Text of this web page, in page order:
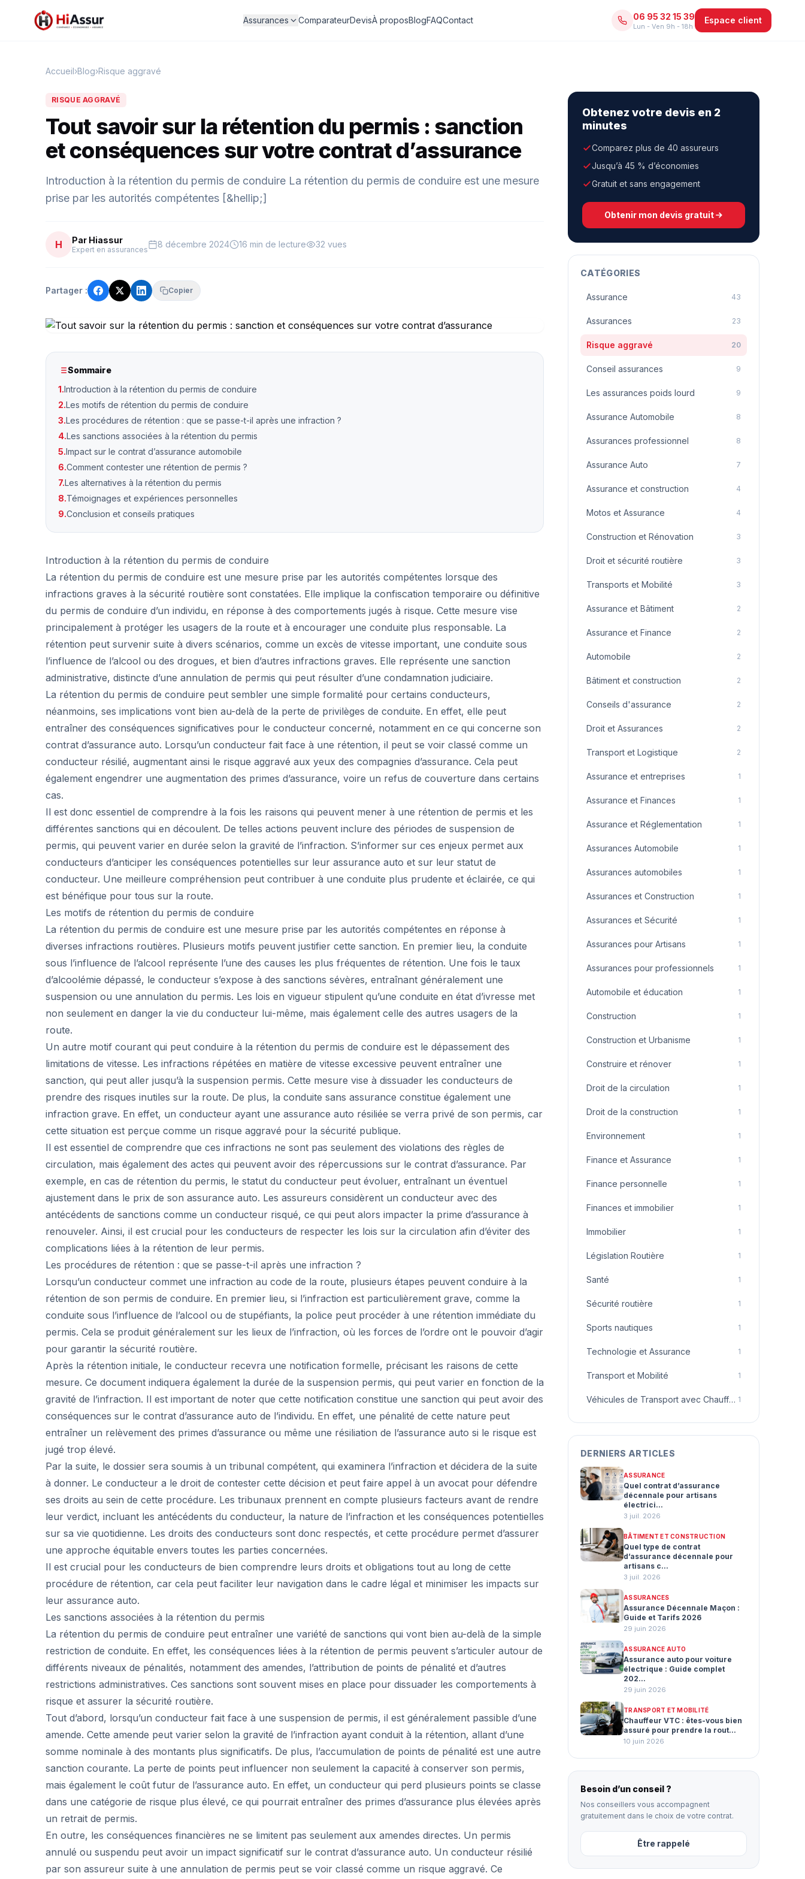
Assurances ComparateurDevisÀ proposBlogFAQContact 06 95 32 15 39
Lun - Ven 9h - 18h
Espace client
Accueil›Blog›Risque aggravé
RISQUE AGGRAVÉ
Tout savoir sur la rétention du permis : sanction
et conséquences sur votre contrat d’assurance
Introduction à la rétention du permis de conduire La rétention du permis de conduire est une mesure
prise par les autorités compétentes [&hellip;]
H Par Hiassur
Expert en assurances 8 décembre 2024 16 min de lecture 32 vues
Partager : Copier
Sommaire
1.Introduction à la rétention du permis de conduire
2.Les motifs de rétention du permis de conduire
3.Les procédures de rétention : que se passe-t-il après une infraction ?
4.Les sanctions associées à la rétention du permis
5.Impact sur le contrat d’assurance automobile
6.Comment contester une rétention de permis ?
7.Les alternatives à la rétention du permis
8.Témoignages et expériences personnelles
9.Conclusion et conseils pratiques
Introduction à la rétention du permis de conduire
La rétention du permis de conduire est une mesure prise par les autorités compétentes lorsque des
infractions graves à la sécurité routière sont constatées. Elle implique la confiscation temporaire ou définitive
du permis de conduire d’un individu, en réponse à des comportements jugés à risque. Cette mesure vise
principalement à protéger les usagers de la route et à encourager une conduite plus responsable. La
rétention peut survenir suite à divers scénarios, comme un excès de vitesse important, une conduite sous
l’influence de l’alcool ou des drogues, et bien d’autres infractions graves. Elle représente une sanction
administrative, distincte d’une annulation de permis qui peut résulter d’une condamnation judiciaire.
La rétention du permis de conduire peut sembler une simple formalité pour certains conducteurs,
néanmoins, ses implications vont bien au-delà de la perte de privilèges de conduite. En effet, elle peut
entraîner des conséquences significatives pour le conducteur concerné, notamment en ce qui concerne son
contrat d’assurance auto. Lorsqu’un conducteur fait face à une rétention, il peut se voir classé comme un
conducteur résilié, augmentant ainsi le risque aggravé aux yeux des compagnies d’assurance. Cela peut
également engendrer une augmentation des primes d’assurance, voire un refus de couverture dans certains
cas.
Il est donc essentiel de comprendre à la fois les raisons qui peuvent mener à une rétention de permis et les
différentes sanctions qui en découlent. De telles actions peuvent inclure des périodes de suspension de
permis, qui peuvent varier en durée selon la gravité de l’infraction. S’informer sur ces enjeux permet aux
conducteurs d’anticiper les conséquences potentielles sur leur assurance auto et sur leur statut de
conducteur. Une meilleure compréhension peut contribuer à une conduite plus prudente et éclairée, ce qui
est bénéfique pour tous sur la route.
Les motifs de rétention du permis de conduire
La rétention du permis de conduire est une mesure prise par les autorités compétentes en réponse à
diverses infractions routières. Plusieurs motifs peuvent justifier cette sanction. En premier lieu, la conduite
sous l’influence de l’alcool représente l’une des causes les plus fréquentes de rétention. Une fois le taux
d’alcoolémie dépassé, le conducteur s’expose à des sanctions sévères, entraînant généralement une
suspension ou une annulation du permis. Les lois en vigueur stipulent qu’une conduite en état d’ivresse met
non seulement en danger la vie du conducteur lui-même, mais également celle des autres usagers de la
route.
Un autre motif courant qui peut conduire à la rétention du permis de conduire est le dépassement des
limitations de vitesse. Les infractions répétées en matière de vitesse excessive peuvent entraîner une
sanction, qui peut aller jusqu’à la suspension permis. Cette mesure vise à dissuader les conducteurs de
prendre des risques inutiles sur la route. De plus, la conduite sans assurance constitue également une
infraction grave. En effet, un conducteur ayant une assurance auto résiliée se verra privé de son permis, car
cette situation est perçue comme un risque aggravé pour la sécurité publique.
Il est essentiel de comprendre que ces infractions ne sont pas seulement des violations des règles de
circulation, mais également des actes qui peuvent avoir des répercussions sur le contrat d’assurance. Par
exemple, en cas de rétention du permis, le statut du conducteur peut évoluer, entraînant un éventuel
ajustement dans le prix de son assurance auto. Les assureurs considèrent un conducteur avec des
antécédents de sanctions comme un conducteur risqué, ce qui peut alors impacter la prime d’assurance à
renouveler. Ainsi, il est crucial pour les conducteurs de respecter les lois sur la circulation afin d’éviter des
complications liées à la rétention de leur permis.
Les procédures de rétention : que se passe-t-il après une infraction ?
Lorsqu’un conducteur commet une infraction au code de la route, plusieurs étapes peuvent conduire à la
rétention de son permis de conduire. En premier lieu, si l’infraction est particulièrement grave, comme la
conduite sous l’influence de l’alcool ou de stupéfiants, la police peut procéder à une rétention immédiate du
permis. Cela se produit généralement sur les lieux de l’infraction, où les forces de l’ordre ont le pouvoir d’agir
pour garantir la sécurité routière.
Après la rétention initiale, le conducteur recevra une notification formelle, précisant les raisons de cette
mesure. Ce document indiquera également la durée de la suspension permis, qui peut varier en fonction de la
gravité de l’infraction. Il est important de noter que cette notification constitue une sanction qui peut avoir des
conséquences sur le contrat d’assurance auto de l’individu. En effet, une pénalité de cette nature peut
entraîner un relèvement des primes d’assurance ou même une résiliation de l’assurance auto si le risque est
jugé trop élevé.
Par la suite, le dossier sera soumis à un tribunal compétent, qui examinera l’infraction et décidera de la suite
à donner. Le conducteur a le droit de contester cette décision et peut faire appel à un avocat pour défendre
ses droits au sein de cette procédure. Les tribunaux prennent en compte plusieurs facteurs avant de rendre
leur verdict, incluant les antécédents du conducteur, la nature de l’infraction et les conséquences potentielles
sur sa vie quotidienne. Les droits des conducteurs sont donc respectés, et cette procédure permet d’assurer
une approche équitable envers toutes les parties concernées.
Il est crucial pour les conducteurs de bien comprendre leurs droits et obligations tout au long de cette
procédure de rétention, car cela peut faciliter leur navigation dans le cadre légal et minimiser les impacts sur
leur assurance auto.
Les sanctions associées à la rétention du permis
La rétention du permis de conduire peut entraîner une variété de sanctions qui vont bien au-delà de la simple
restriction de conduite. En effet, les conséquences liées à la rétention de permis peuvent s’articuler autour de
différents niveaux de pénalités, notamment des amendes, l’attribution de points de pénalité et d’autres
restrictions administratives. Ces sanctions sont souvent mises en place pour dissuader les comportements à
risque et assurer la sécurité routière.
Tout d’abord, lorsqu’un conducteur fait face à une suspension de permis, il est généralement passible d’une
amende. Cette amende peut varier selon la gravité de l’infraction ayant conduit à la rétention, allant d’une
somme nominale à des montants plus significatifs. De plus, l’accumulation de points de pénalité est une autre
sanction courante. La perte de points peut influencer non seulement la capacité à conserver son permis,
mais également le coût futur de l’assurance auto. En effet, un conducteur qui perd plusieurs points se classe
dans une catégorie de risque plus élevé, ce qui pourrait entraîner des primes d’assurance plus élevées après
un retrait de permis.
En outre, les conséquences financières ne se limitent pas seulement aux amendes directes. Un permis
annulé ou suspendu peut avoir un impact significatif sur le contrat d’assurance auto. Un conducteur résilié
par son assureur suite à une annulation de permis peut se voir classé comme un risque aggravé. Ce
Obtenez votre devis en 2
minutes
Comparez plus de 40 assureurs
Jusqu’à 45 % d’économies
Gratuit et sans engagement
Obtenir mon devis gratuit
CATÉGORIES
Assurance 43
Assurances 23
Risque aggravé 20
Conseil assurances 9
Les assurances poids lourd 9
Assurance Automobile 8
Assurances professionnel 8
Assurance Auto 7
Assurance et construction 4
Motos et Assurance 4
Construction et Rénovation 3
Droit et sécurité routière 3
Transports et Mobilité 3
Assurance et Bâtiment 2
Assurance et Finance 2
Automobile 2
Bâtiment et construction 2
Conseils d'assurance 2
Droit et Assurances 2
Transport et Logistique 2
Assurance et entreprises 1
Assurance et Finances 1
Assurance et Réglementation 1
Assurances Automobile 1
Assurances automobiles 1
Assurances et Construction 1
Assurances et Sécurité 1
Assurances pour Artisans 1
Assurances pour professionnels 1
Automobile et éducation 1
Construction 1
Construction et Urbanisme 1
Construire et rénover 1
Droit de la circulation 1
Droit de la construction 1
Environnement 1
Finance et Assurance 1
Finance personnelle 1
Finances et immobilier 1
Immobilier 1
Législation Routière 1
Santé 1
Sécurité routière 1
Sports nautiques 1
Technologie et Assurance 1
Transport et Mobilité 1
Véhicules de Transport avec Chauffeur 1
DERNIERS ARTICLES
ASSURANCE
Quel contrat d’assurance
décennale pour artisans
électrici...
3 juil. 2026
BÂTIMENT ET CONSTRUCTION
Quel type de contrat
d’assurance décennale pour
artisans c...
3 juil. 2026
ASSURANCES
Assurance Décennale Maçon :
Guide et Tarifs 2026
29 juin 2026
ASSURANCE AUTO
Assurance auto pour voiture
électrique : Guide complet
202...
29 juin 2026
TRANSPORT ET MOBILITÉ
Chauffeur VTC : êtes-vous bien
assuré pour prendre la rout...
10 juin 2026
Besoin d’un conseil ?
Nos conseillers vous accompagnent
gratuitement dans le choix de votre contrat.
Être rappelé